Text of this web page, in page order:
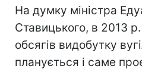
На думку міністра
Ставицького, в 2013
обсягів видобутку
планується і саме